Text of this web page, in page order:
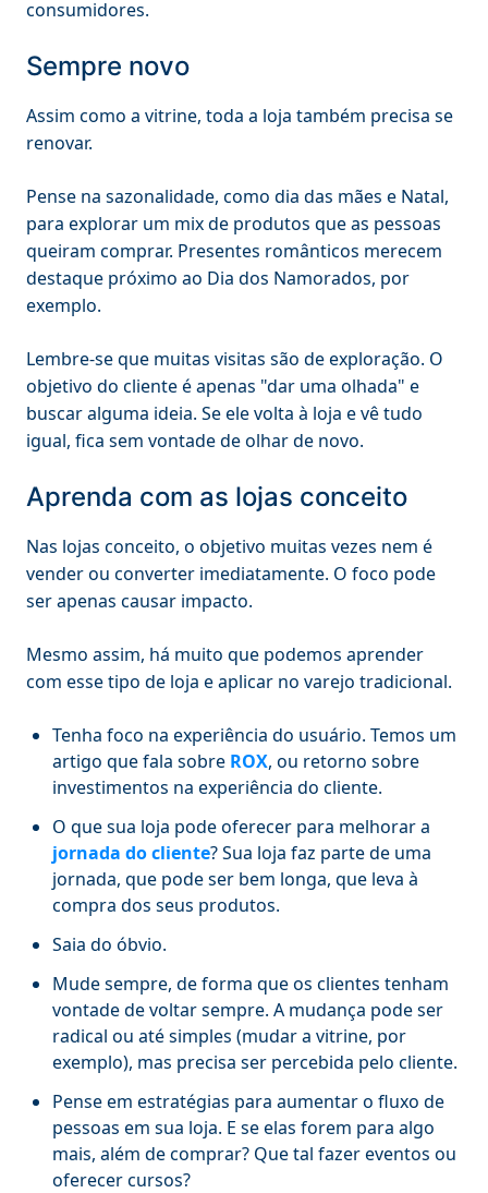
consumidores.
Sempre novo
Assim como a vitrine, toda a loja também precisa se
renovar.
Pense na sazonalidade, como dia das mães e Natal,
para explorar um mix de produtos que as pessoas
queiram comprar. Presentes românticos merecem
destaque próximo ao Dia dos Namorados, por
exemplo.
Lembre-se que muitas visitas são de exploração. O
objetivo do cliente é apenas "dar uma olhada" e
buscar alguma ideia. Se ele volta à loja e vê tudo
igual, fica sem vontade de olhar de novo.
Aprenda com as lojas conceito
Nas lojas conceito, o objetivo muitas vezes nem é
vender ou converter imediatamente. O foco pode
ser apenas causar impacto.
Mesmo assim, há muito que podemos aprender
com esse tipo de loja e aplicar no varejo tradicional.
Tenha foco na experiência do usuário. Temos um
artigo que fala sobre ROX, ou retorno sobre
investimentos na experiência do cliente.
O que sua loja pode oferecer para melhorar a
jornada do cliente? Sua loja faz parte de uma
jornada, que pode ser bem longa, que leva à
compra dos seus produtos.
Saia do óbvio.
Mude sempre, de forma que os clientes tenham
vontade de voltar sempre. A mudança pode ser
radical ou até simples (mudar a vitrine, por
exemplo), mas precisa ser percebida pelo cliente.
Pense em estratégias para aumentar o fluxo de
pessoas em sua loja. E se elas forem para algo
mais, além de comprar? Que tal fazer eventos ou
oferecer cursos?